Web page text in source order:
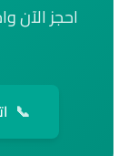
احجز الآن
📞